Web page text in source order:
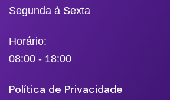
Segunda à Sexta
Horário:
08:00 - 18:00
Política de Privacidade